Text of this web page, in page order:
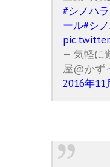
#シノハ
ール#シ
— 気軽に
屋@かず
2016年11